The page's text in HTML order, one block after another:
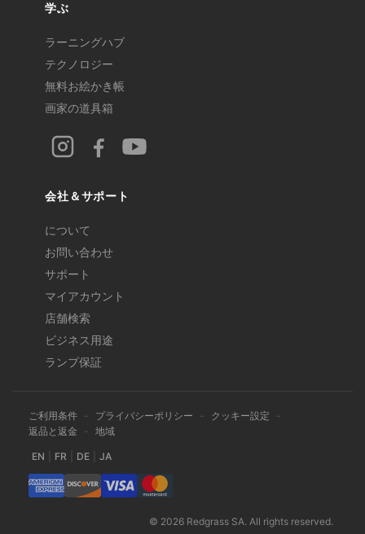
学ぶ
ラーニングハブ
テクノロジー
無料お絵かき帳
画家の道具箱
会社＆サポート
について
お問い合わせ
サポート
マイアカウント
店舗検索
ビジネス用途
ランプ保証
ご利用条件 - プライバシーポリシー - クッキー設定
-
返品と返金
- 地域
EN FR DE JA
© 2026 Redgrass SA. All rights reserved.